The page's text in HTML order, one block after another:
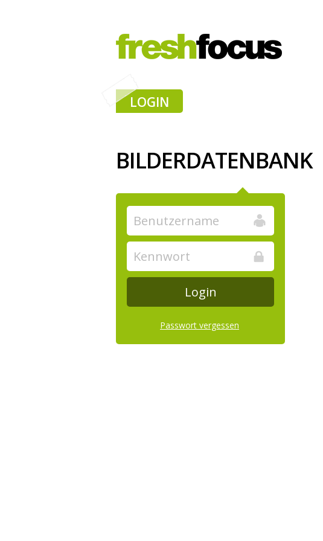
LOGIN
BILDERDATENBANK
Passwort vergessen